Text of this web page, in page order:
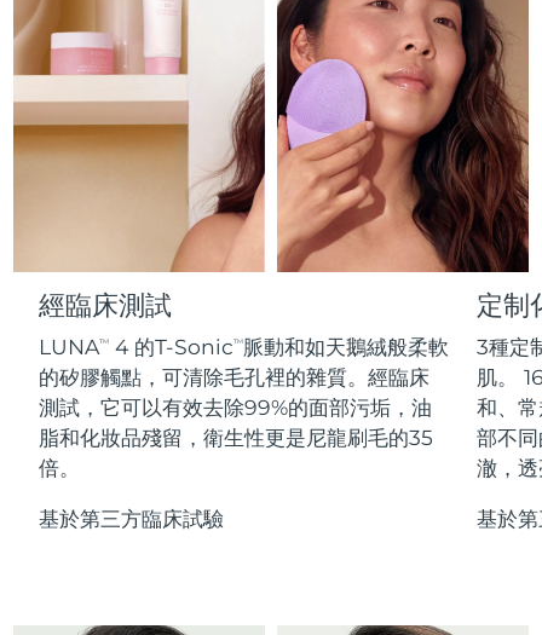
經臨床測試
LUNATM 4 的T-SonicTM脈動和如天鵝絨般柔軟
的矽膠觸點，可清除毛孔裡的雜質。經臨床
測試，它可以有效去除99%的面部污垢，油
脂和化妝品殘留，衛生性更是尼龍刷毛的35
倍。
基於第三方臨床試驗
定制
3種定
肌。
和、
部不
澈，
基於
FAQ™護膚品
All FAQ™ skincare
FAQ™產品
All anti-aging treatments
FAQ™護膚品
All FAQ™ skincare
FAQ™產品
All LED treatments
FAQ™產品
All hair treatments
FAQ™ skincare
All FAQ™ skincare
FAQ™ products
All toning treatments
脫毛
PEACH™ 2 Pro Max
Professional IPL hair removal device
PEACH™ 2
IPL hair removal
PEACH™ 2 go
Travel-friendly IPL hair removal
PEACH™ Cooling Prep Gel
身體護理
BEAR™ 2 body
Microcurrent body toning
LUNA™ 4 body
Massaging body brush
SUPERCHARGED™ serum
Firming body serum
ESPADA™ 2 plus
Recurring acne LED therapy
ESPADA™ 2
Acne treatment device
ESPADA™ Blemish Solution
眼部護理
BEAR™ 2 eyes & lips
Microcurrent line smoothing device
IRIS™ 2
Rejuvenating eye massager
眼部護膚
毛孔護理
KIWI™ derma
Diamond microdermabrasion .
Blackhead remover
LUNA™ 4 hair
2-in-1 LED scalp massager
LED light hairbrush
牙齒美白
NEW
issa™ Teeth Whitening Set
Dual LED + sonic device & 18% PAP gel
issa™ Teeth Whitening Gel
更多的
法國 預計送達日期8/10/26
法屬玻里尼西亞 預計送達日期 8/14/26
德國 預計送達日期 8/10/26
預計送達日期8/14/26
預計送達日期8/10/26
中國香港特別行政區 8/11/26
匈牙利 預計送達日期8/10/26
冰島 預計送達日期 8/11/26
印尼 8/8/26
愛爾蘭 8/10/26